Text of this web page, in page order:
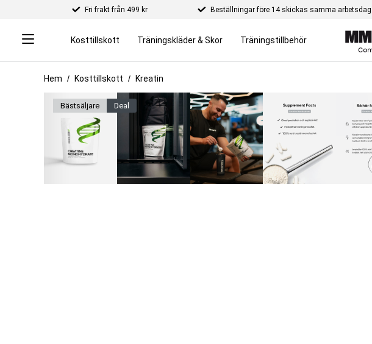
Fri frakt från 499 kr Beställningar före 14 skickas samma arbetsdag
Kosttillskott Träningskläder & Skor Träningstillbehör
Hem Kosttillskott Kreatin
bäst­säljare deal